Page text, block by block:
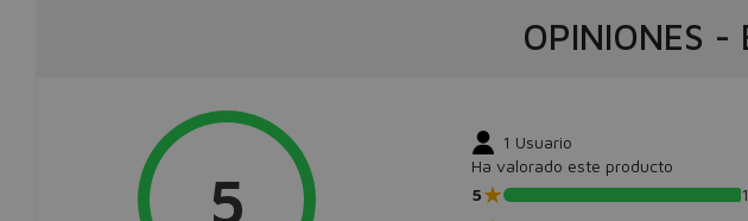
OPINIONES -
5
1 Usuario
Ha valorado este producto
5★
1